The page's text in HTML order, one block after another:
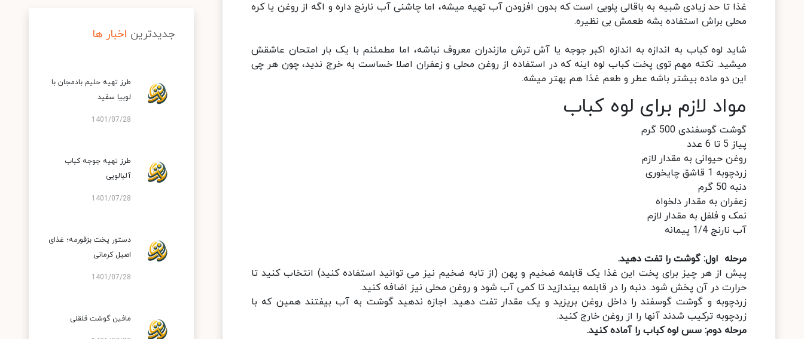
غذا تا حد زیادی شبیه به باقالی پلویی است که بدون افزودن آب تهیه میشه، اما چاشنی آب نارنج داره و اگه از روغن یا کره
محلی براش استفاده بشه طعمش بی نظیره.
شاید لوه کباب به اندازه به اندازه اکبر جوجه یا آش ترش مازندران معروف نباشه، اما مطمئنم با یک بار امتحان عاشقش
میشید. نکته مهم توی پخت کباب لوه اینه که در استفاده از روغن محلی و زعفران اصلا خساست به خرج ندید، چون هر چی
این دو ماده بیشتر باشه عطر و طعم غذا هم بهتر میشه.
مواد لازم برای لوه کباب
گوشت گوسفندی 500 گرم
پیاز 5 تا 6 عدد
روغن حیوانی به مقدار لازم
زردچوبه 1 قاشق چایخوری
دنبه 50 گرم
زعفران به مقدار دلخواه
نمک و فلفل به مقدار لازم
آب نارنج 1/4 پیمانه
مرحله اول: گوشت را تفت دهید.
پیش از هر چیز برای پخت این غذا یک قابلمه ضخیم و پهن (از تابه ضخیم نیز می توانید استفاده کنید) انتخاب کنید تا
حرارت در آن پخش شود. دنبه را در قابلمه بیندازید تا کمی آب شود و روغن محلی نیز اضافه کنید.
زردچوبه و گوشت گوسفند را داخل روغن بریزید و یک مقدار تفت دهید. اجازه ندهید گوشت به آب بیفتند همین که با
زردچوبه ترکیب شدند آنها را از روغن خارج کنید.
مرحله دوم: سس لوه کباب را آماده کنید.
جدیدترین اخبار ها
طرز تهیه حلیم بادمجان با
لوبیا سفید
1401/07/28
طرز تهیه جوجه کباب
آلبالویی
1401/07/28
دستور پخت بزقورمه؛ غذای
اصیل کرمانی
1401/07/28
مافین گوشت قلقلی